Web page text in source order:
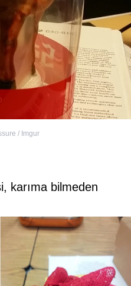
/ Imgur
karıma bilmeden